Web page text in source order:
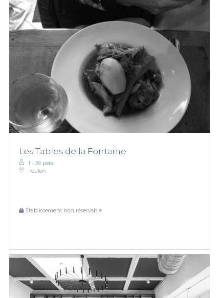
Les Tables de la Fontaine
1 - 50 pers.
Toulon
Établissement non réservable